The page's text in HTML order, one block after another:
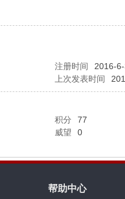
注册时间
2016-
上次发表时间
积分
77
威望 0
帮助中心